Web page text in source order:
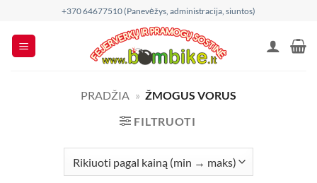
content
+370 64677510 (Panevėžys, administracija, siuntos)
PRADŽIA » ŽMOGUS VORUS
FILTRUOTI